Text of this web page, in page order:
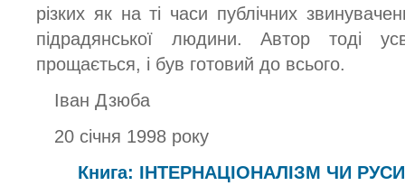
різких як на ті часи публічних
підрадянської людини. Автор тоді
прощається, і був готовий до всього.
Іван Дзюба
20 січня 1998 року
Книга: ІНТЕРНАЦІОНАЛІЗМ ЧИ